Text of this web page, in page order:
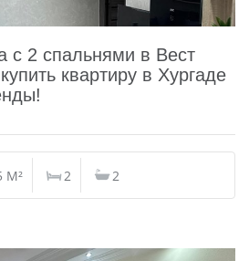
с 2 спальнями в Вест
квартиру в Хургаде
M² 2 2